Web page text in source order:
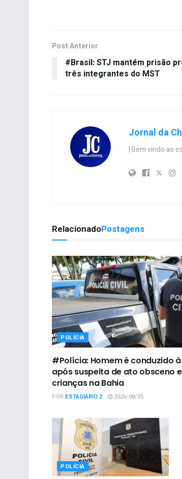
Post Anterior
#Brasil: STJ mantém prisão
três integrantes do MST
Jornal da
| Bem vindo ao
RelacionadoPostagens
POLÍCIA
#Polícia: Homem é conduzido
após suspeita de ato obsceno
crianças na Bahia
POR ESTAGIÁRIO 2 2026/08/05
POLÍCIA